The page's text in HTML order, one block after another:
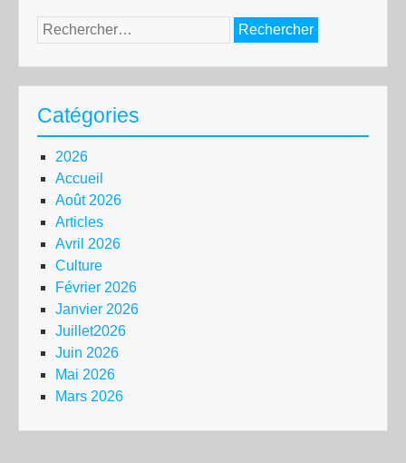
Rechercher :
Catégories
2026
Accueil
Août 2026
Articles
Avril 2026
Culture
Février 2026
Janvier 2026
Juillet2026
Juin 2026
Mai 2026
Mars 2026